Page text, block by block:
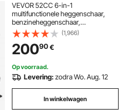
VEVOR 52CC 6-in-1
multifunctionele heggenschaar,
benzineheggenschaar,
onkruidverdelger, draadtrimmer,
bosmaaier, kantenmaaier,
stoksnoeischaar, kettingzaag,
snoeizaag met verlengstok
(1,966)
20090€
Op voorraad.
Levering:zodra Wo. Aug. 12
In winkelwagen